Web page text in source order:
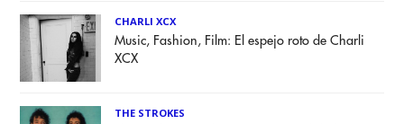
CHARLI XCX
Music, Fashion, Film: El espejo roto de Charli
XCX
THE STROKES